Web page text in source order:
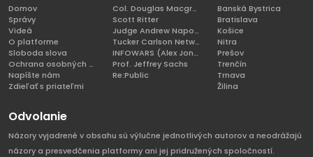
Domov
Správy
Videá
O platforme
Sloboda slova
Ochrana osobných údajov
Napíšte nám
Zdieľať s priateľmi
Col. Douglas Macgregor, Ph.D
Scott Ritter
Judge Andrew Napolitano
Tucker Carlson Network
INFOWARS (Alex Jones)
Prof. Jeffrey Sachs
Re:Public
Banská Bystrica
Bratislava
Košice
Nitra
Prešov
Trenčín
Trnava
Žilina
Odvolanie
Názory vyjadrené v obsahu sú výlučne jednotlivých autorov a neodrážajú
názory a presvedčenia platformy ani jej pridružených spoločností.